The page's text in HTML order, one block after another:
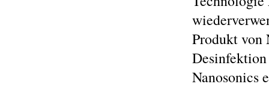
Produkt von
Nanosonics